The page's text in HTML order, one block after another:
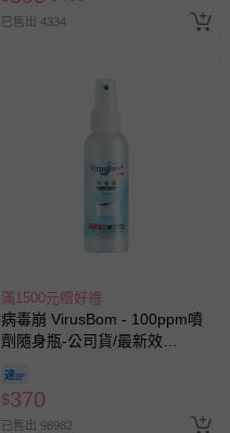
人小孩均一價(3歲以上需購票))
已售出 4334
滿1500元贈好禮
病毒崩 VirusBom - 100ppm噴
劑隨身瓶-公司貨/最新效
$370
已售出 98982